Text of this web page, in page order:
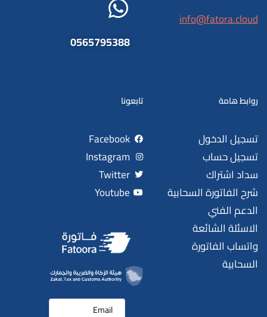
info@fatora.cloud
0565795388
روابط هامة
تسجيل الدخول
تسجيل حساب
سداد اشتراك
شرح الفاتورة السحابية
الدعم الفني
الاسئلة الشائعة
واتساب الفاتورة
السحابية
تابعونا
Facebook
Instagram
Twitter
Youtube